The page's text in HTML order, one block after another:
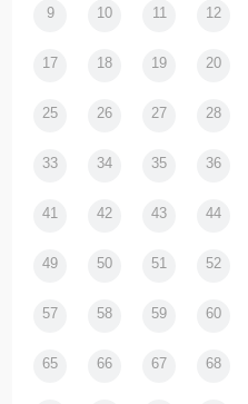
9 10 11 12
17 18 19 20
25 26 27 28
33 34 35 36
41 42 43 44
49 50 51 52
57 58 59 60
65 66 67 68